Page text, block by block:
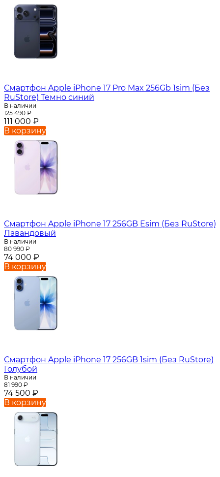
Смартфон Apple iPhone 17 Pro Max 256Gb 1sim (Без
RuStore) Темно синий
В наличии
125 490 ₽
111 000 ₽
В корзину
Смартфон Apple iPhone 17 256GB Esim (Без RuStore)
Лавандовый
В наличии
80 990 ₽
74 000 ₽
В корзину
Смартфон Apple iPhone 17 256GB 1sim (Без RuStore)
Голубой
В наличии
81 990 ₽
74 500 ₽
В корзину